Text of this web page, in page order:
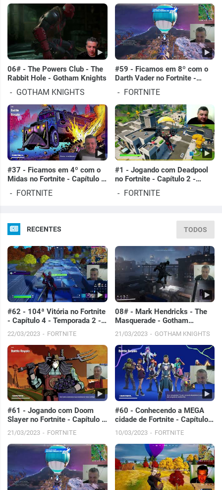
06# - The Powers Club - The
Rabbit Hole - Gotham Knights
GOTHAM KNIGHTS
#59 - Ficamos em 8º com o
Darth Vader no Fortnite -
Capítulo 4 - Temporada 1 -
PCFORTNITE
#37 - Ficamos em 4º com o
Midas no Fortnite - Capítulo 3
- Temporada 3 - PC
FORTNITE
#1 - Jogando com Deadpool
no Fortnite - Capítulo 2 -
Temporada 6 - PC
FORTNITE
RECENTES TODOS
#62 - 104ª Vitória no Fortnite
- Capítulo 4 - Temporada 2 -
PC
22/03/2023 FORTNITE
08# - Mark Hendricks - The
Masquerade - Gotham
Knights
21/03/2023 GOTHAM KNIGHTS
#61 - Jogando com Doom
Slayer no Fortnite - Capítulo 4
- Temporada 2 - PC
21/03/2023 FORTNITE
#60 - Conhecendo a MEGA
cidade de Fortnite - Capítulo 4
- Temporada 2 - PC
10/03/2023 FORTNITE